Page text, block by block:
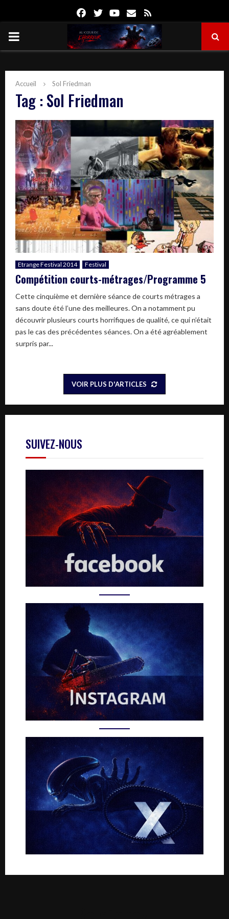
FacebookTwitterYoutube
Email
PRIMARY
Accueil Sol Friedman
Tag : Sol Friedman
Etrange Festival 2014 Festival
Compétition courts-métrages/Programme 5
Cette cinquième et dernière séance de courts métrages a
sans doute été l’une des meilleures. On a notamment pu
découvrir plusieurs courts horrifiques de qualité, ce qui n’était
pas le cas des précédentes séances. On a été agréablement
surpris par...
VOIR PLUS D'ARTICLES
SUIVEZ-NOUS